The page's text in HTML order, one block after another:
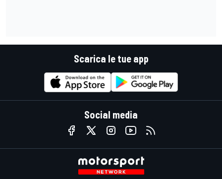
Scarica le tue app
Social media